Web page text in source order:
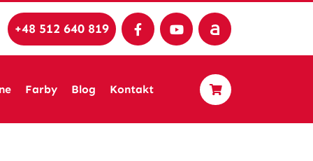
+48 512 640 819
Farby Blog Kontakt